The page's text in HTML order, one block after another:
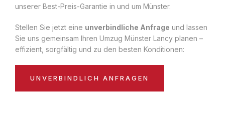
unserer Best-Preis-Garantie in und um Münster.
Stellen Sie jetzt eine unverbindliche Anfrage und lassen
Sie uns gemeinsam Ihren Umzug Münster Lancy planen –
effizient, sorgfältig und zu den besten Konditionen:
UNVERBINDLICH ANFRAGEN